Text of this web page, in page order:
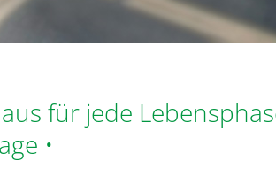
für jede
•